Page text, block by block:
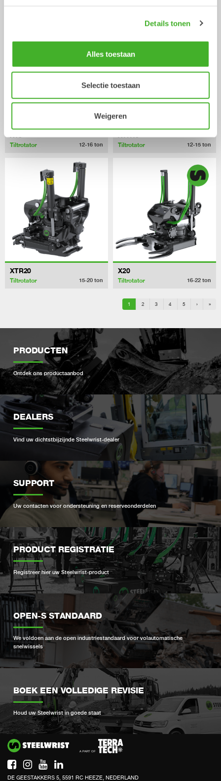
Details tonen
Alles toestaan
Selectie toestaan
Weigeren
Tiltrotator 12-16 ton Tiltrotator 12-15 ton
XTR20
Tiltrotator 15-20 ton
X20
Tiltrotator 16-22 ton
1 2 3 4 5 › »
PRODUCTEN
Ontdek ons ​​productaanbod
DEALERS
Vind uw dichtstbijzijnde Steelwrist-dealer
SUPPORT
Uw contacten voor ondersteuning en reserveonderdelen
PRODUCT REGISTRATIE
Registreer hier uw Steelwrist-product
OPEN-S STANDAARD
We voldoen aan de open industriestandaard voor volautomatische
snelwissels
BOEK EEN VOLLEDIGE REVISIE
Houd uw Steelwrist in goede staat
DE GEESTAKKERS 5, 5591 RC HEEZE, NEDERLAND